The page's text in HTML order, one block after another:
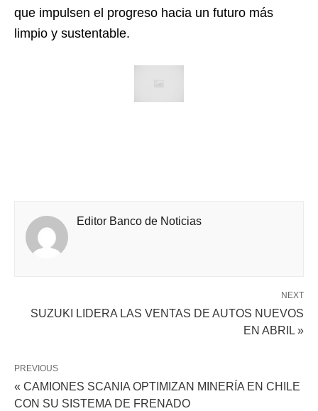
que impulsen el progreso hacia un futuro más
limpio y sustentable.
Editor Banco de Noticias
NEXT
SUZUKI LIDERA LAS VENTAS DE AUTOS NUEVOS
EN ABRIL »
PREVIOUS
« CAMIONES SCANIA OPTIMIZAN MINERÍA EN CHILE
CON SU SISTEMA DE FRENADO